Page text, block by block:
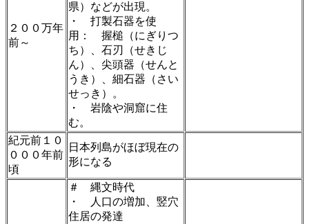
２００万年
前～
県）などが出現。
・ 打製石器を使
用： 握槌（にぎりつ
ち）、石刃（せきじ
ん）、尖頭器（せんと
うき）、細石器（さい
せっき）。
・ 岩陰や洞窟に住
む。
紀元前１０
０００年前
頃
日本列島がほぼ現在の
形になる
＃ 縄文時代
・ 人口の増加、竪穴
住居の発達